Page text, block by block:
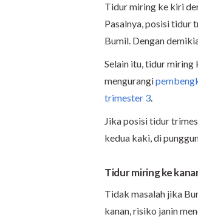
Tidur miring ke kiri
Pasalnya, posisi tidur
Bumil. Dengan
Selain itu, tidur miring
mengurangi
trimester 3.
Jika posisi tidur
kedua kaki, di
Tidur miring ke
Tidak masalah jika
kanan, risiko janin